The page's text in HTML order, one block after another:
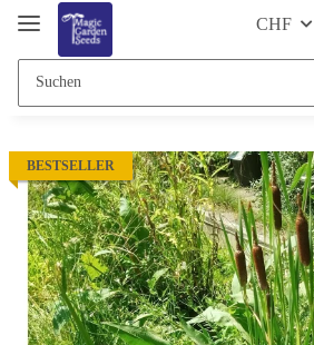
CHF
BESTSELLER